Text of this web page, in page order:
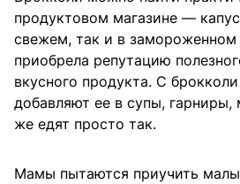
продуктовом магазине —
свежем, так и в замороженном
приобрела репутацию
вкусного продукта. С
добавляют ее в супы,
же едят просто так.
Мамы пытаются приучить